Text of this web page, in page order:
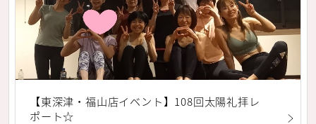
【東深津・福山店イベント】108回太陽礼拝レ
ポート☆